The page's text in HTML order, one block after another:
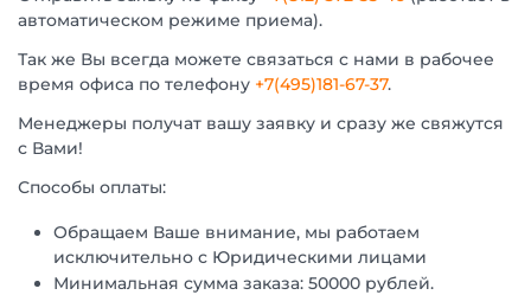
автоматическом режиме приема).
Так же Вы всегда можете связаться с нами в рабочее
время офиса по телефону +7(495)181-67-37.
Менеджеры получат вашу заявку и сразу же свяжутся
с Вами!
Способы оплаты:
Обращаем Ваше внимание, мы работаем
исключительно с Юридическими лицами
Минимальная сумма заказа: 50000 рублей.